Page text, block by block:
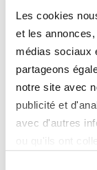
Les cookies
et les
médias sociaux
partageons
notre site avec
publicité et
avec d'autres
ou qu'ils ont
FR
Vidéo produit
pacte nature.
DE
Video von der
Naturpaktes.